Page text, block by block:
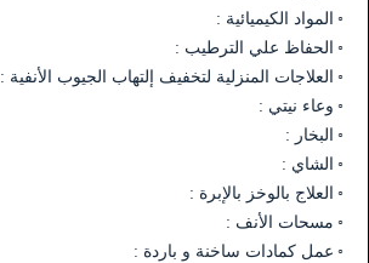
المواد الكيميائية :
الحفاظ علي الترطيب :
العلاجات المنزلية لتخفيف إلتهاب الجيوب الأنفية :
وعاء نيتي :
البخار :
الشاي :
العلاج بالوخز بالإبرة :
مسحات الأنف :
عمل كمادات ساخنة و باردة :